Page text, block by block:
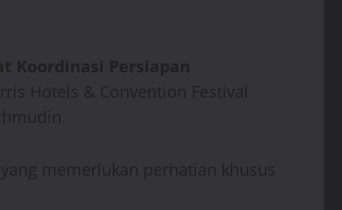
Koordinasi Persiapan
Hotels & Convention Festival
memerlukan perhatian khusus